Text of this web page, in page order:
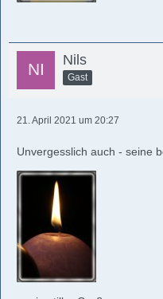
Nils
Gast
21. April 2021 um 20:27
Unvergesslich auch - seine